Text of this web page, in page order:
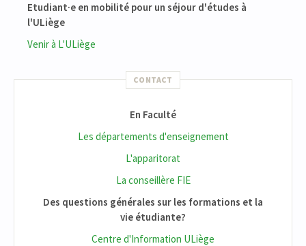
Etudiant·e en mobilité pour un séjour d'études à
l'ULiège
Venir à L'ULiège
CONTACT
En Faculté
Les départements d'enseignement
L'apparitorat
La conseillère FIE
Des questions générales sur les formations et la
vie étudiante?
Centre d'Information ULiège